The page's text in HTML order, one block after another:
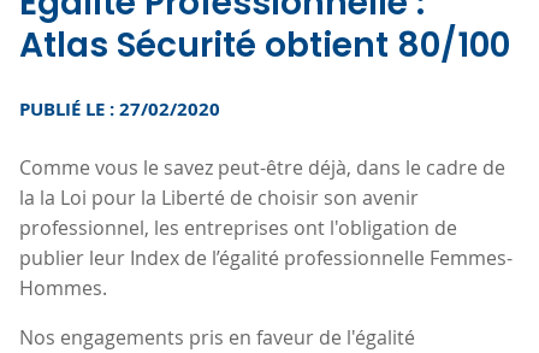
Atlas Sécurité obtient 80/100
PUBLIÉ LE : 27/02/2020
Comme vous le savez peut-être déjà, dans le cadre de
la la Loi pour la Liberté de choisir son avenir
professionnel, les entreprises ont l'obligation de
publier leur Index de l’égalité professionnelle Femmes-
Hommes.
Nos engagements pris en faveur de l'égalité